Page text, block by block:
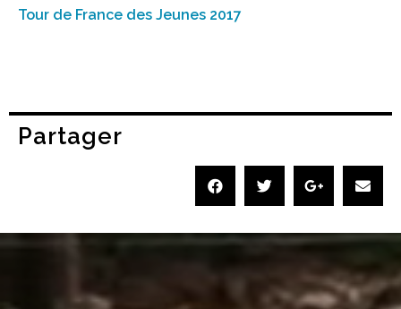
Tour de France des Jeunes 2017
Partager